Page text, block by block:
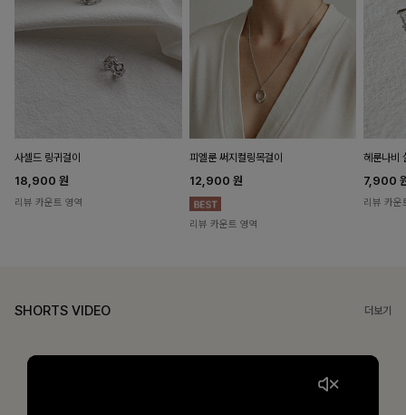
사셀드 링귀걸이
18,900 원
리뷰 카운트 영역
피엘룬 써지컬링목걸이
12,900 원
리뷰 카운트 영역
헤룬나비
7,900
리뷰 카운
SHORTS VIDEO 더보기